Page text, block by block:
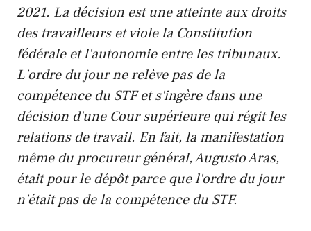
2021. La décision est une atteinte aux droits
des travailleurs et viole la Constitution
fédérale et l'autonomie entre les tribunaux.
L'ordre du jour ne relève pas de la
compétence du STF et s'ingère dans une
décision d'une Cour supérieure qui régit les
relations de travail. En fait, la manifestation
même du procureur général, Augusto Aras,
était pour le dépôt parce que l'ordre du jour
n'était pas de la compétence du STF.